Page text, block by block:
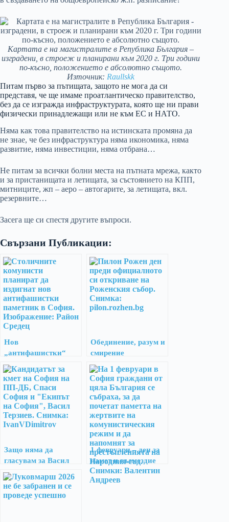
Картата е на магистралите в Република България –
изградени, в строеж и планирани към 2020 г. Три години
по-късно, положението е абсолютно същото.
Източник: Raullskk
Питам първо за пътищата, защото не мога да си
представя, че ще имаме проатлантическо правителство,
без да се изгражда инфраструктурата, която ще ни прави
физически принадлежащи или не към ЕС и НАТО.
Няма как това правителство на истинската промяна да
не знае, че без инфраструктура няма икономика, няма
развитие, няма инвестиции, няма отбрана…
Не питам за всички болни места на пътната мрежа, както
и за пристанищата и летищата, за състоянието на КПП,
митниците, жп – аеро – автогарите, за летищата, вкл.
резервните…
Засега ще си спестя другите въпроси.
Свързани Публикации:
Нов
„антифашистки“
паметник в София?
Обединение, разум и
смирение
Защо няма да
гласувам за Васил
Терзиев
1 февруари – ден за
памет и възмездие